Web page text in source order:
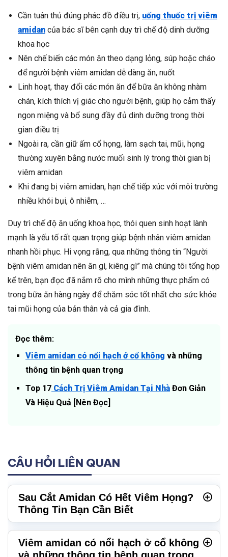
Cần tuân thủ đúng phác đồ điều trị, uống thuốc trị viêm
amidan của bác sĩ bên cạnh duy trì chế độ dinh dưỡng
khoa học
Nên chế biến các món ăn theo dạng lỏng, súp hoặc cháo
để người bệnh viêm amidan dễ dàng ăn, nuốt
Linh hoạt, thay đổi các món ăn để bữa ăn không nhàm
chán, kích thích vị giác cho người bệnh, giúp họ cảm thấy
ngon miệng và bổ sung đầy đủ dinh dưỡng trong thời
gian điều trị
Ngoài ra, cần giữ ấm cổ họng, làm sạch tai, mũi, họng
thường xuyên bằng nước muối sinh lý trong thời gian bị
viêm amidan
Khi đang bị viêm amidan, hạn chế tiếp xúc với môi trường
nhiều khói bụi, ô nhiễm, …
Duy trì chế độ ăn uống khoa học, thói quen sinh hoạt lành
mạnh là yếu tố rất quan trọng giúp bệnh nhân viêm amidan
nhanh hồi phục. Hi vọng rằng, qua những thông tin “Người
bệnh viêm amidan nên ăn gì, kiêng gì” mà chúng tôi tổng hợp
kể trên, bạn đọc đã nắm rõ cho mình những thực phẩm có
trong bữa ăn hàng ngày để chăm sóc tốt nhất cho sức khỏe
tai mũi họng của bản thân và cả gia đình.
Đọc thêm:
Viêm amidan có nổi hạch ở cổ không và những
thông tin bệnh quan trọng
Top 17 Cách Trị Viêm Amidan Tại Nhà Đơn Giản
Và Hiệu Quả [Nên Đọc]
CÂU HỎI LIÊN QUAN
Sau Cắt Amidan Có Hết Viêm Họng?
Thông Tin Bạn Cần Biết
Viêm amidan có nổi hạch ở cổ không